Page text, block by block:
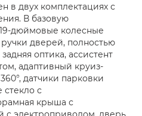
в двух комплектациях с
В базовую
дюймовые колесные
дверей, полностью
оптика, ассистент
адаптивный круиз-
датчики парковки
стекло с
крыша с